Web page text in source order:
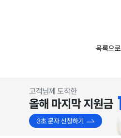
목록으로